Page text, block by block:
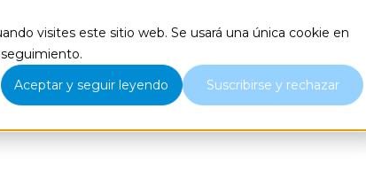
visites este sitio web. Se usará una única cookie en
Aceptar y seguir leyendo Suscribirse y rechazar
Qué hacemos Nosotros Blog